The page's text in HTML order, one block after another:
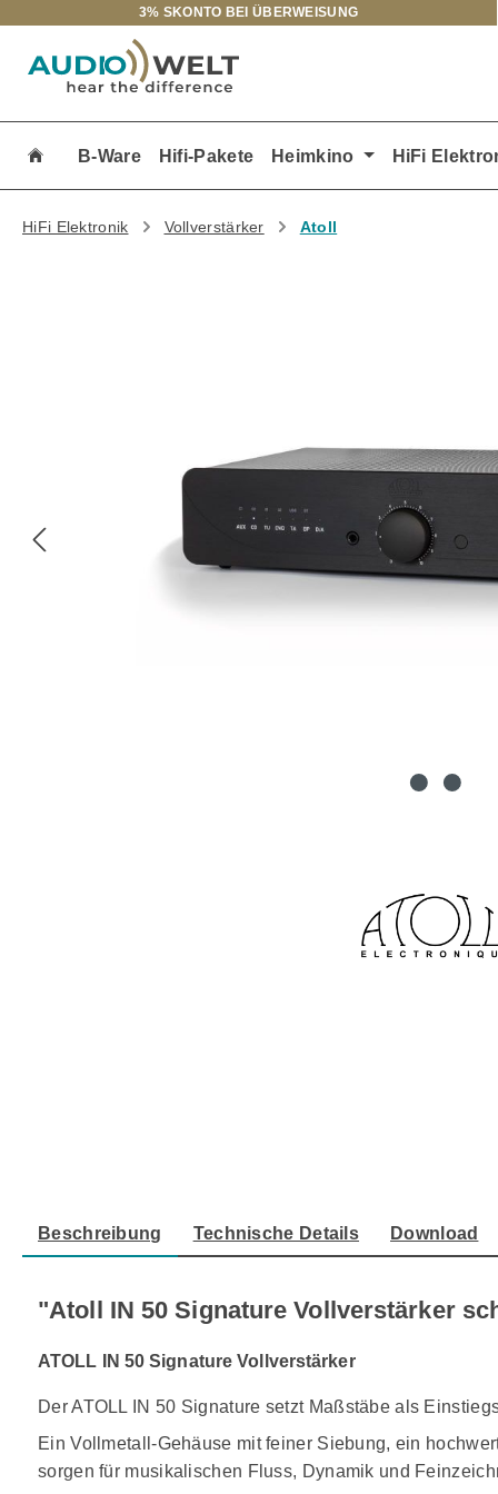
Hauptinhalt springen
Zur Suche springen
Zur Hauptnavigation springen
3% SKONTO BEI ÜBERWEISUNG
B-Ware Hifi-Pakete Heimkino HiFi
HiFi Elektronik Vollverstärker Atoll
Beschreibung Technische Details Download
"Atoll IN 50 Signature Vollverstärker
ATOLL IN 50 Signature Vollverstärker
Der ATOLL IN 50 Signature setzt Maßstäbe als
Ein Vollmetall-Gehäuse mit feiner Siebung, ein
sorgen für musikalischen Fluss, Dynamik und